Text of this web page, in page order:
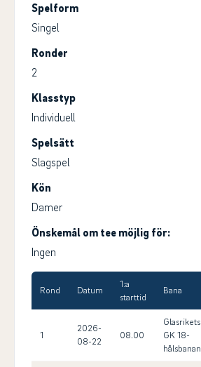
Spelform
Singel
Ronder
2
Klasstyp
Individuell
Spelsätt
Slagspel
Kön
Damer
Önskemål om tee möjlig för:
Ingen
Rond Datum
1:a
starttid
Bana
1
2026-
08-22
08.00
Glasrikets
GK 18-
hålsbanan